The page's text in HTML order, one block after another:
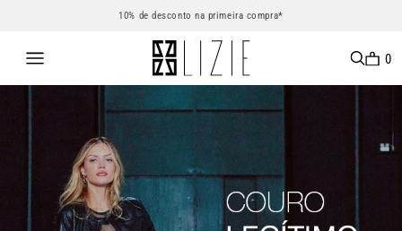
10% de desconto na primeira compra*
0